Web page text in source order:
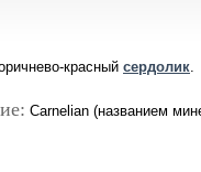
красный сердолик.
Carnelian (названием